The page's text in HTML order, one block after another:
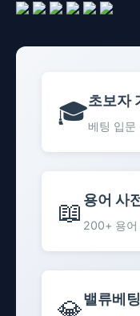
🎓초보자
베팅 입문
📖 용어 사전
200+ 용어
밸류베팅